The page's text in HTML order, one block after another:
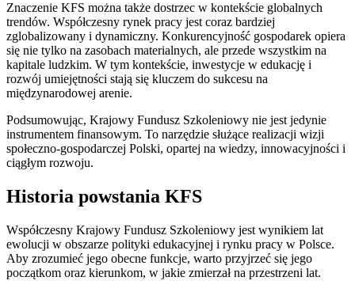
Znaczenie KFS można także dostrzec w kontekście globalnych
trendów. Współczesny rynek pracy jest coraz bardziej
zglobalizowany i dynamiczny. Konkurencyjność gospodarek opiera
się nie tylko na zasobach materialnych, ale przede wszystkim na
kapitale ludzkim. W tym kontekście, inwestycje w edukację i
rozwój umiejętności stają się kluczem do sukcesu na
międzynarodowej arenie.
Podsumowując, Krajowy Fundusz Szkoleniowy nie jest jedynie
instrumentem finansowym. To narzędzie służące realizacji wizji
społeczno-gospodarczej Polski, opartej na wiedzy, innowacyjności i
ciągłym rozwoju.
Historia powstania KFS
Współczesny Krajowy Fundusz Szkoleniowy jest wynikiem lat
ewolucji w obszarze polityki edukacyjnej i rynku pracy w Polsce.
Aby zrozumieć jego obecne funkcje, warto przyjrzeć się jego
początkom oraz kierunkom, w jakie zmierzał na przestrzeni lat.